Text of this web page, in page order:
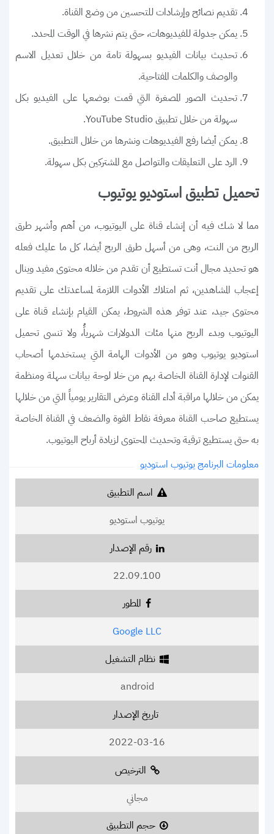
تقديم نصائح وإرشادات للتحسين من وضع القناة.
يمكن جدولة للفيديوهات، حتى يتم نشرها في الوقت المحدد.
تحديث بيانات الفيديو بسهولة تامة من خلال تعديل الاسم
والوصف والكلمات المفتاحية.
تحديث الصور المصغرة التي قمت بوضعها على الفيديو بكل
سهولة من خلال تطبيق YouTube Studio.
يمكن أيضا رفع الفيديوهات ونشرها من خلال التطبيق.
الرد على التعليقات والتواصل مع المشتركين بكل سهولة.
تحميل تطبيق استوديو يوتيوب
مما لا شك فيه أن إنشاء قناة على اليوتيوب، من أهم وأشهر طرق
الربح من النت، وهى من أسهل طرق الربح أيضا، كل ما عليك فعله
هو تحديد مجال أنت تستطيع أن تقدم من خلاله محتوى مفيد وينال
إعجاب المشاهدين، ثم امتلاك الأدوات اللازمة لمساعدتك على تقديم
محتوى جيد، عند توفر هذه الشروط، يمكن القيام بإنشاء قناة على
اليوتيوب وبدء الربح منها مئات الدولارات شهرياًُ، ولا تنسى تحميل
استوديو يوتيوب وهو من الأدوات الهامة التي يستخدمها أصحاب
القنوات لإدارة القناة الخاصة بهم من خلا لوحة بيانات سهلة ومنظمة
يمكن من خلالها مراقبة أداء القناة وعرض التقارير يومياً التي من خلالها
يستطيع صاحب القناة معرفة نقاط القوة والضعف في القناة الخاصة
به حتى يستطيع ترقية وتحديث المحتوى لزيادة أرباح اليوتيوب.
معلومات البرنامج يوتيوب استوديو
اسم التطبيق
يوتيوب استوديو
رقم الإصدار
22.09.100
المطور
Google LLC
نظام التشغيل
android
تاريخ الإصدار
2022-03-16
الترخيص
مجاني
حجم التطبيق